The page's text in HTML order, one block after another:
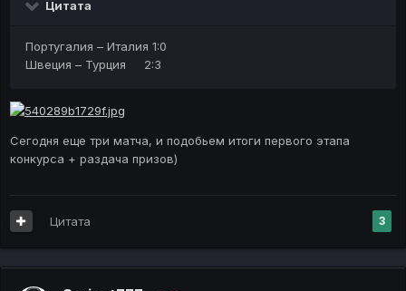
Цитата
Португалия – Италия 1:0
Швеция – Турция 2:3
Сегодня еще три матча, и подобьем итоги первого этапа
конкурса + раздача призов)
3
Цитата